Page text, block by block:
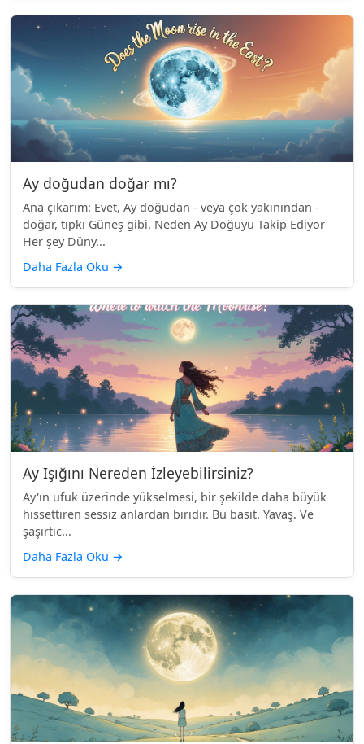
Ay doğudan doğar mı?
Ana çıkarım: Evet, Ay doğudan - veya çok yakınından -
doğar, tıpkı Güneş gibi. Neden Ay Doğuyu Takip Ediyor
Her şey Düny...
Daha Fazla Oku →
Ay Işığını Nereden İzleyebilirsiniz?
Ay'ın ufuk üzerinde yükselmesi, bir şekilde daha büyük
hissettiren sessiz anlardan biridir. Bu basit. Yavaş. Ve
şaşırtıc...
Daha Fazla Oku →